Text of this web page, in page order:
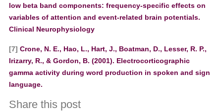
low beta band components: frequency-specific effects on
variables of attention and event-related brain potentials.
Clinical Neurophysiology
[7] Crone, N. E., Hao, L., Hart, J., Boatman, D., Lesser, R. P.,
Irizarry, R., & Gordon, B. (2001). Electrocorticographic
gamma activity during word production in spoken and sign
language.
Share this post